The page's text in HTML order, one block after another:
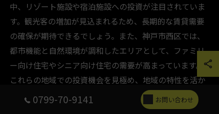
中、リゾート施設や宿泊施設への投資が注目されていま
す。観光客の増加が見込まれるため、長期的な賃貸需要
の確保が期待できるでしょう。また、神戸市西区では、
都市機能と自然環境が調和したエリアとして、ファミリ
ー向け住宅やシニア向け住宅の需要が高まっています。
これらの地域での投資機会を見極め、地域の特性を活か
した投資戦略を立てることが重要です。
0799-70-9141 お問い合わせ